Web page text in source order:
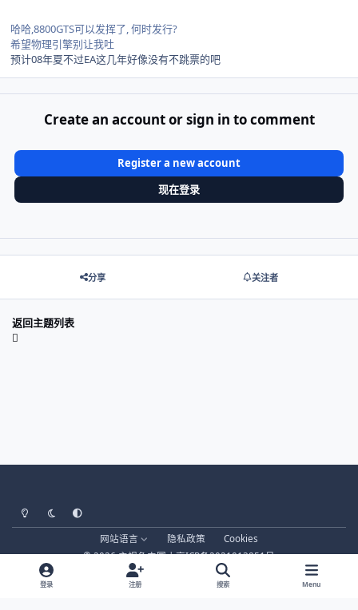
哈哈,8800GTS可以发挥了, 何时发行?
希望物理引擎别让我吐
预计08年夏不过EA这几年好像没有不跳票的吧
Create an account or sign in to comment
Register a new account
现在登录
分享 关注者
返回主题列表
Light ModeDark ModeSystem Preference
网站语言 隐私政策
Cookies
© 2026 主视角中国 |京ICP备2021013851号
登录 注册 搜索 Menu